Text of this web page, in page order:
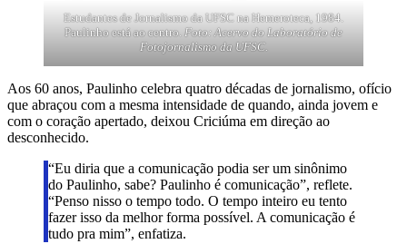
Estudantes de Jornalismo da UFSC na Hemeroteca, 1984.
Paulinho está ao centro. Foto: Acervo do Laboratório de
Fotojornalismo da UFSC.
Aos 60 anos, Paulinho celebra quatro décadas de jornalismo, ofício
que abraçou com a mesma intensidade de quando, ainda jovem e
com o coração apertado, deixou Criciúma em direção ao
desconhecido.
“Eu diria que a comunicação podia ser um sinônimo
do Paulinho, sabe? Paulinho é comunicação”, reflete.
“Penso nisso o tempo todo. O tempo inteiro eu tento
fazer isso da melhor forma possível. A comunicação é
tudo pra mim”, enfatiza.